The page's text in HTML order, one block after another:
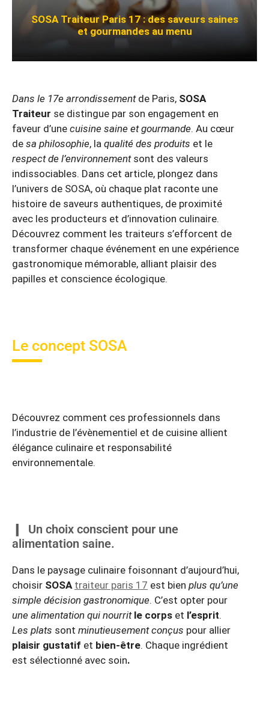
SOSA Traiteur Paris 17 : des saveurs saines
et gourmandes au menu
Dans le 17e arrondissementde Paris, SOSA
Traiteur se distingue par son engagement en
faveur d’une cuisine saine et gourmande. Au cœur
de sa philosophie, la qualité des produits et le
respect de l’environnement sont des valeurs
indissociables. Dans cet article, plongez dans
l’univers de SOSA, où chaque plat raconte une
histoire de saveurs authentiques, de proximité
avec les producteurs et d’innovation culinaire.
Découvrez comment les traiteurs s’efforcent de
transformer chaque événement en une expérience
gastronomique mémorable, alliant plaisir des
papilles et conscience écologique.
Le concept SOSA
Découvrez comment ces professionnels dans
l’industrie de l’évènementiel et de cuisine allient
élégance culinaire et responsabilité
environnementale.
Un choix conscient pour une
alimentation saine.
Dans le paysage culinaire foisonnant d’aujourd’hui,
choisir SOSA traiteur paris 17 est bien plus qu’une
simple décision gastronomique. C’est opter pour
une alimentation qui nourrit le corps et l’esprit.
Les plats sont minutieusement conçus pour allier
plaisir gustatif et bien-être. Chaque ingrédient
est sélectionné avec soin.